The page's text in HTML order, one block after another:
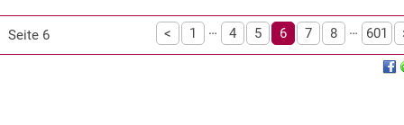
Seite 6 < 1 … 4 5 6 7 8 … 601